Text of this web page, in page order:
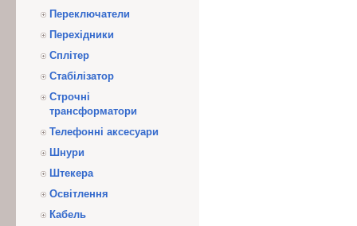
Переключатели
Перехідники
Сплітер
Стабілізатор
Строчні
трансформатори
Телефонні аксесуари
Шнури
Штекера
Освітлення
Кабель